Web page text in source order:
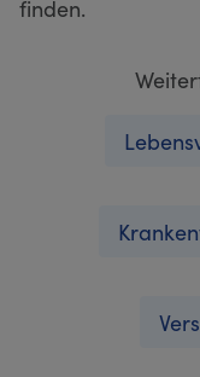
finden.